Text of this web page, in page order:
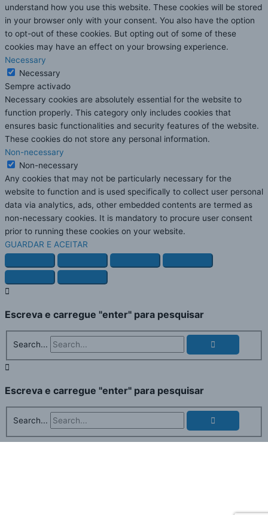
understand how you use this website. These cookies will be stored
in your browser only with your consent. You also have the option
to opt-out of these cookies. But opting out of some of these
cookies may have an effect on your browsing experience.
Necessary
Necessary
Sempre activado
Necessary cookies are absolutely essential for the website to
function properly. This category only includes cookies that
ensures basic functionalities and security features of the website.
These cookies do not store any personal information.
Non-necessary
Non-necessary
Any cookies that may not be particularly necessary for the
website to function and is used specifically to collect user personal
data via analytics, ads, other embedded contents are termed as
non-necessary cookies. It is mandatory to procure user consent
prior to running these cookies on your website.
GUARDAR E ACEITAR
Escreva e carregue "enter" para pesquisar
Search...
Escreva e carregue "enter" para pesquisar
Search...